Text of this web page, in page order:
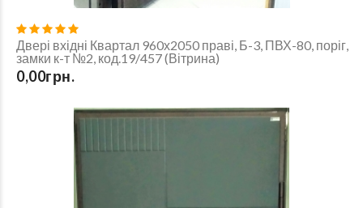
Двері вхідні Квартал 960х2050 праві, Б-3, ПВХ-80, поріг,
замки к-т №2, код.19/457 (Вітрина)
0,00грн.